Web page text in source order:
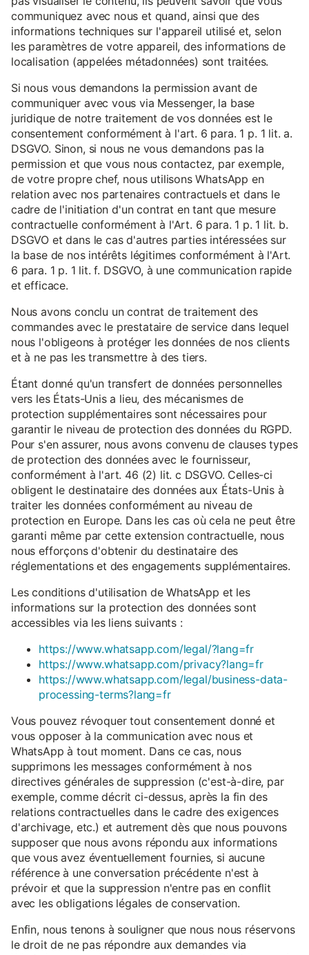
communiquez avec nous et quand, ainsi que des
informations techniques sur l'appareil utilisé et, selon
les paramètres de votre appareil, des informations de
localisation (appelées métadonnées) sont traitées.
Si nous vous demandons la permission avant de
communiquer avec vous via Messenger, la base
juridique de notre traitement de vos données est le
consentement conformément à l'art. 6 para. 1 p. 1 lit. a.
DSGVO. Sinon, si nous ne vous demandons pas la
permission et que vous nous contactez, par exemple,
de votre propre chef, nous utilisons WhatsApp en
relation avec nos partenaires contractuels et dans le
cadre de l'initiation d'un contrat en tant que mesure
contractuelle conformément à l'Art. 6 para. 1 p. 1 lit. b.
DSGVO et dans le cas d'autres parties intéressées sur
la base de nos intérêts légitimes conformément à l'Art.
6 para. 1 p. 1 lit. f. DSGVO, à une communication rapide
et efficace.
Nous avons conclu un contrat de traitement des
commandes avec le prestataire de service dans lequel
nous l'obligeons à protéger les données de nos clients
et à ne pas les transmettre à des tiers.
Étant donné qu'un transfert de données personnelles
vers les États-Unis a lieu, des mécanismes de
protection supplémentaires sont nécessaires pour
garantir le niveau de protection des données du RGPD.
Pour s'en assurer, nous avons convenu de clauses types
de protection des données avec le fournisseur,
conformément à l'art. 46 (2) lit. c DSGVO. Celles-ci
obligent le destinataire des données aux États-Unis à
traiter les données conformément au niveau de
protection en Europe. Dans les cas où cela ne peut être
garanti même par cette extension contractuelle, nous
nous efforçons d'obtenir du destinataire des
réglementations et des engagements supplémentaires.
Les conditions d'utilisation de WhatsApp et les
informations sur la protection des données sont
accessibles via les liens suivants :
https://www.whatsapp.com/legal/?lang=fr
https://www.whatsapp.com/privacy?lang=fr
https://www.whatsapp.com/legal/business-data-
processing-terms?lang=fr
Vous pouvez révoquer tout consentement donné et
vous opposer à la communication avec nous et
WhatsApp à tout moment. Dans ce cas, nous
supprimons les messages conformément à nos
directives générales de suppression (c'est-à-dire, par
exemple, comme décrit ci-dessus, après la fin des
relations contractuelles dans le cadre des exigences
d'archivage, etc.) et autrement dès que nous pouvons
supposer que nous avons répondu aux informations
que vous avez éventuellement fournies, si aucune
référence à une conversation précédente n'est à
prévoir et que la suppression n'entre pas en conflit
avec les obligations légales de conservation.
Enfin, nous tenons à souligner que nous nous réservons
le droit de ne pas répondre aux demandes via